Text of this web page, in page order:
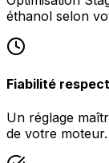
éthanol selon
Fiabilité
Un réglage
de votre moteur.